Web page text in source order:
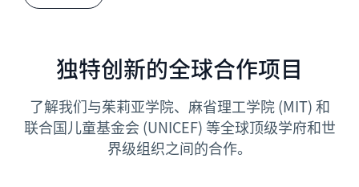
独特创新的全球合作项目
了解我们与茱莉亚学院、麻省理工学院 (MIT) 和
联合国儿童基金会 (UNICEF) 等全球顶级学府和世
界级组织之间的合作。